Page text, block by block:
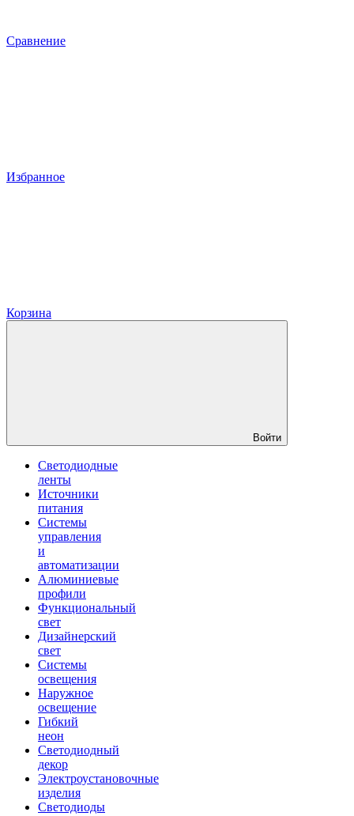
Сравнение
Избранное
Корзина
Войти
Светодиодные
ленты
Источники
питания
Системы
управления
и
автоматизации
Алюминиевые
профили
Функциональный
свет
Дизайнерский
свет
Системы
освещения
Наружное
освещение
Гибкий
неон
Светодиодный
декор
Электроустановочные
изделия
Светодиоды